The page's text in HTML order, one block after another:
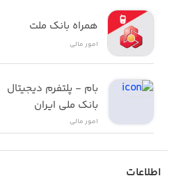
همراه بانک ملت
امور ‌مالی
بانک ملی ایران
امور ‌مالی
اطلاعات